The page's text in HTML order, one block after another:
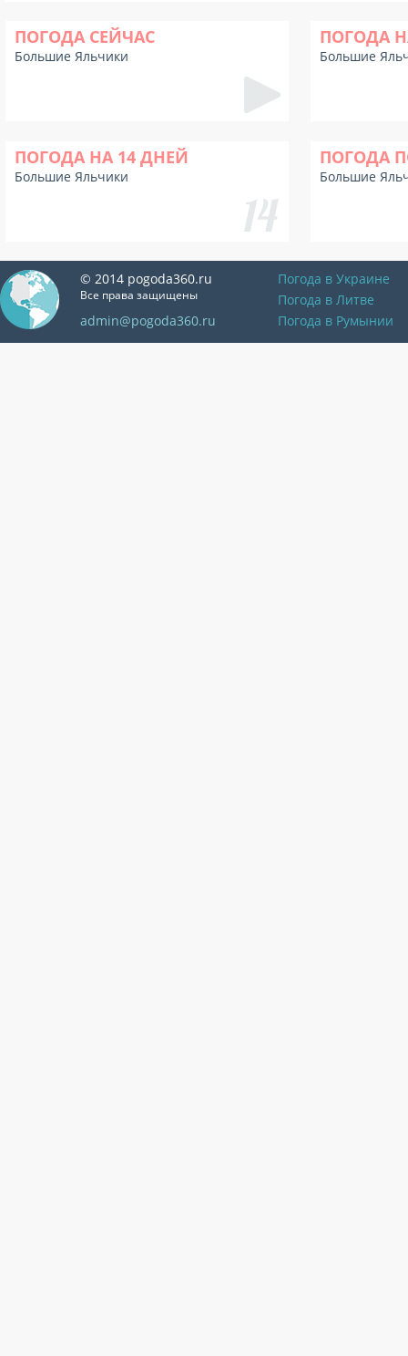
ПОГОДА СЕЙЧАС
Большие Яльчики
ПОГОДА
Большие
ПОГОДА НА 14 ДНЕЙ
Большие Яльчики
ПОГОДА
Большие
© 2014 pogoda360.ru
Все права защищены
admin@pogoda360.ru
Погода в Украине
Погода в Литве
Погода в Румынии